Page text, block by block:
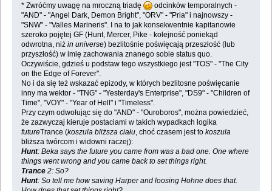
* Zwróćmy uwagę na mroczną triadę
odcinków temporalnych -
"AND" - "Angel Dark, Demon Bright", "ORV" - "Pria" i najnowszy -
"SNW" - "Valles Marineris". I na to jak konsekwentnie kapitanowie
szeroko pojętej GF (Hunt, Mercer, Pike - kolejność poniekąd
odwrotna, niż in universe) bezlitośnie poświęcają przeszłość (lub
przyszłość) w imię zachowania znanego sobie status quo.
Oczywiście, gdzieś u podstaw tego wszystkiego jest "TOS" - "The City
on the Edge of Forever".
No i da się też wskazać epizody, w których bezlitosne poświęcanie
inny ma wektor - "TNG" - "Yesterday's Enterprise", "DS9" - "Children of
Time", "VOY" - "Year of Hell" i "Timeless".
Przy czym odwołując się do "AND" - "Ouroboros", można powiedzieć,
że zazwyczaj kieruje postaciami w takich wypadkach logika
futureTrance (koszula bliższa ciału, choć czasem jest to koszula
bliższa twórcom i widowni raczej):
Hunt: Beka says the future you came from was a bad one. One where
things went wrong and you came back to set things right.
Trance2: So?
Hunt: So tell me how saving Harper and loosing Hohne does that.